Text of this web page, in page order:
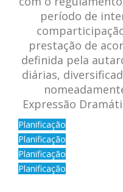
período de
prestação de
definida pela
diárias,
Expressão
Planificação
Planificação
Planificação
Planificação